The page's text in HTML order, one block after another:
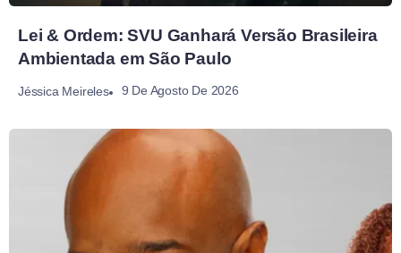
Lei & Ordem: SVU Ganhará Versão Brasileira
Ambientada em São Paulo
Jéssica Meireles 9 De Agosto De 2026